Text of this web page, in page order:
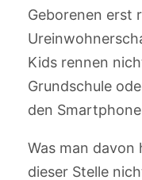
Geborenen erst
Kids rennen
Grundschule
den
Was man davon
dieser Stelle